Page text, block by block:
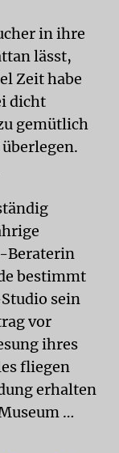
in ihre
lässt,
Zeit habe
dicht
gemütlich
Beraterin
bestimmt
sein
vor
ihres
fliegen
erhalten
…